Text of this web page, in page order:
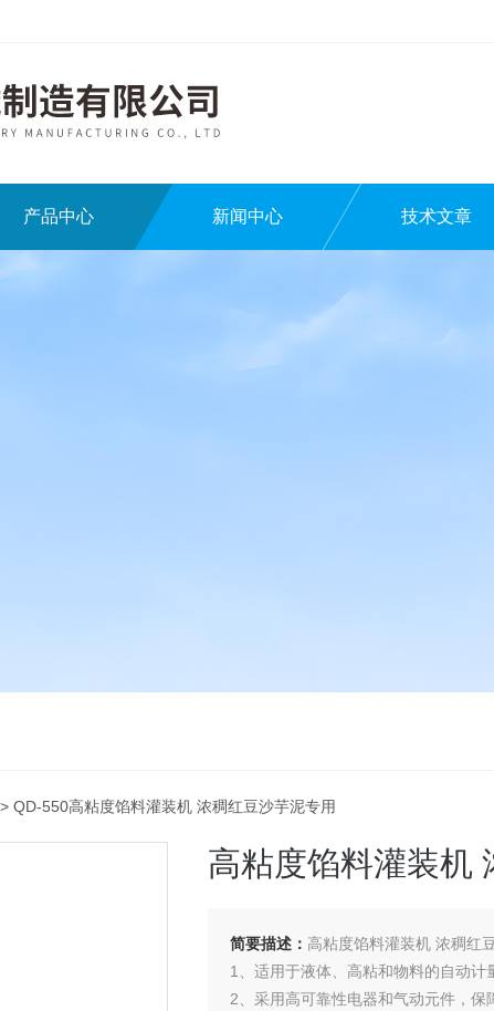
产品中心 新闻中心 技术文章
> QD-550高粘度馅料灌装机 浓稠红豆沙芋泥专用
高粘度馅料灌装机
简要描述： 高粘度馅料灌装机 浓稠红
1、适用于液体、高粘和物料的自动计
2、采用高可靠性电器和气动元件，保